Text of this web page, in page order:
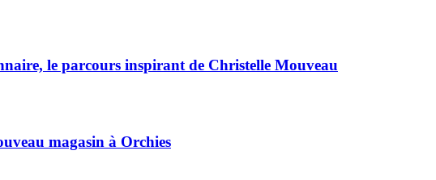
le parcours inspirant de Christelle Mouveau
magasin à Orchies